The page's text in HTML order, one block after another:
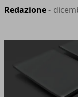
Redazione-